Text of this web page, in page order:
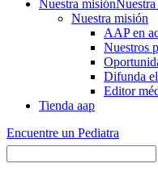
Nuestra misión
Nuestra misión
AAP en
Nuestros
Difunda
Editor
Tienda aap
Encuentre un Pediatra